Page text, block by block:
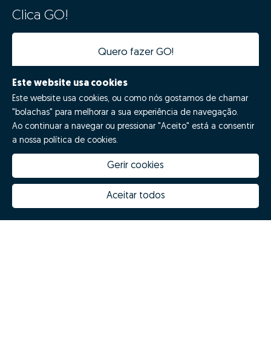
Clica GO!
Quero fazer GO!
Porquê escolher a Zome
Inovação Zome
Hubs Zome
Este website usa cookies
Este website usa cookies, ou como nós gostamos de chamar
"bolachas" para melhorar a sua experiência de navegação.
Ao continuar a navegar ou pressionar "Aceito" está a consentir
a nossa política de cookies.
Gerir cookies
Aceitar todos